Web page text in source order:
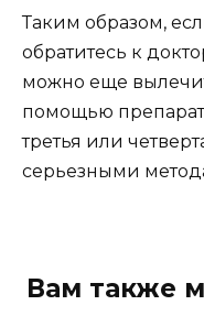
Таким образом,
обратитесь к
можно еще
помощью
третья или
серьезными
Вам также